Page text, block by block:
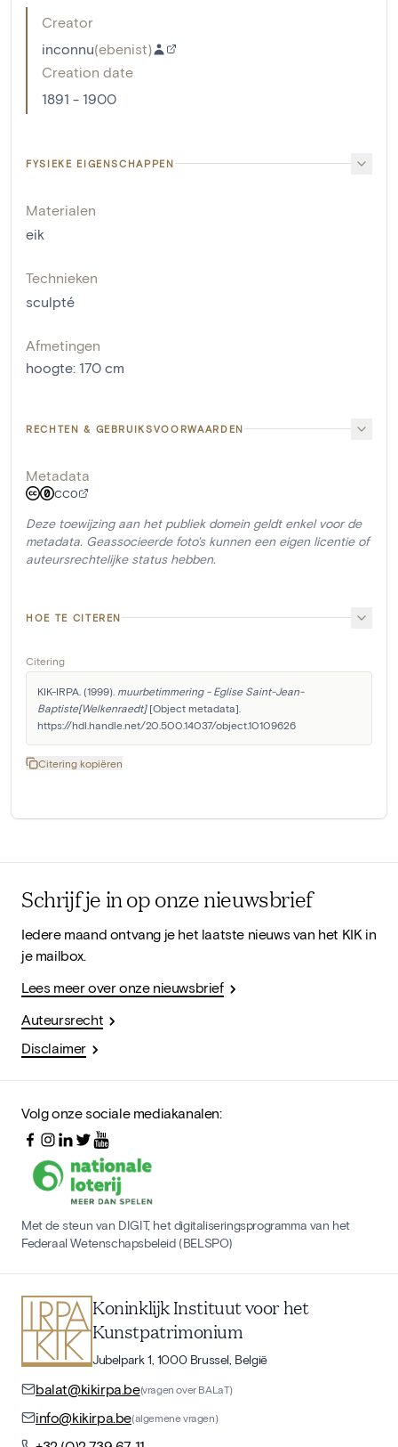
Creator
inconnu(ebenist)
Creation date
1891 - 1900
FYSIEKE EIGENSCHAPPEN
Materialen
eik
Technieken
sculpté
Afmetingen
hoogte: 170 cm
RECHTEN & GEBRUIKSVOORWAARDEN
Metadata
CC0
Deze toewijzing aan het publiek domein geldt enkel voor de
metadata. Geassocieerde foto's kunnen een eigen licentie of
auteursrechtelijke status hebben.
HOE TE CITEREN
Citering
KIK-IRPA. (1999). muurbetimmering - Eglise Saint-Jean-
Baptiste[Welkenraedt] [Object metadata].
https://hdl.handle.net/20.500.14037/object.10109626
Citering kopiëren
Schrijf je in op onze nieuwsbrief
Iedere maand ontvang je het laatste nieuws van het KIK in
je mailbox.
Lees meer over onze nieuwsbrief
Auteursrecht
Disclaimer
Volg onze sociale mediakanalen:
Met de steun van DIGIT, het digitaliseringsprogramma van het
Federaal Wetenschapsbeleid (BELSPO)
Koninklijk Instituut voor het
Kunstpatrimonium
Jubelpark 1, 1000 Brussel, België
balat@kikirpa.be(vragen over BALaT)
info@kikirpa.be(algemene vragen)